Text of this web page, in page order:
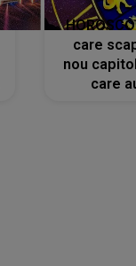
care
nou
care